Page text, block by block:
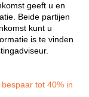
geeft u en
Beide partijen
kunt u
is te vinden
tot 40% in